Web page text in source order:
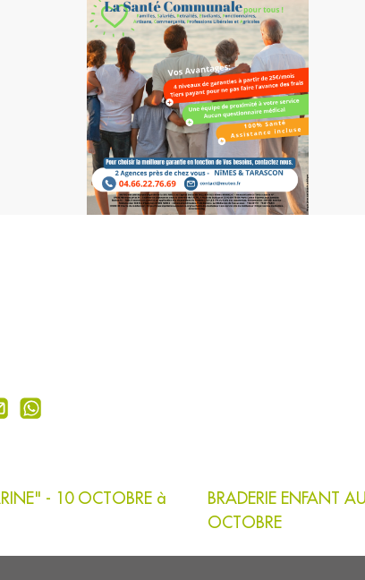
- 10 OCTOBRE à
BRADERIE ENFANT
OCTOBRE